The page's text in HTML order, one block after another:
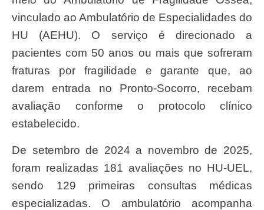
vinculado ao Ambulatório de Especialidades do
HU (AEHU). O serviço é direcionado a
pacientes com 50 anos ou mais que sofreram
fraturas por fragilidade e garante que, ao
darem entrada no Pronto-Socorro, recebam
avaliação conforme o protocolo clínico
estabelecido.
De setembro de 2024 a novembro de 2025,
foram realizadas 181 avaliações no HU-UEL,
sendo 129 primeiras consultas médicas
especializadas. O ambulatório acompanha